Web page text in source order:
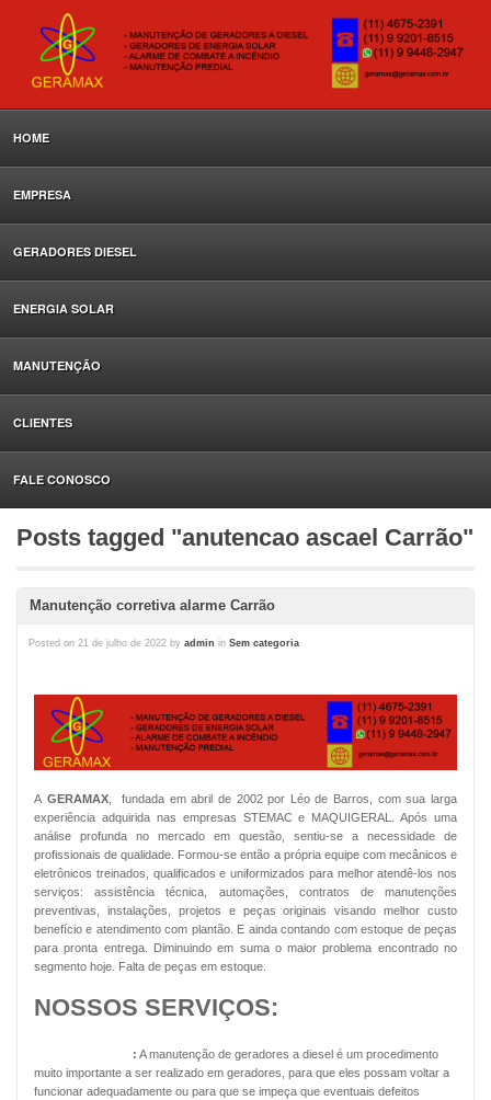
HOME
EMPRESA
GERADORES DIESEL
ENERGIA SOLAR
MANUTENÇÃO
CLIENTES
FALE CONOSCO
Posts tagged "anutencao ascael Carrão"
Manutenção corretiva alarme Carrão
Posted on 21 de julho de 2022 by admin in Sem categoria
A GERAMAX, fundada em abril de 2002 por Léo de Barros, com sua larga
experiência adquirida nas empresas STEMAC e MAQUIGERAL. Após uma
análise profunda no mercado em questão, sentiu-se a necessidade de
profissionais de qualidade. Formou-se então a própria equipe com mecânicos e
eletrônicos treinados, qualificados e uniformizados para melhor atendê-los nos
serviços: assistência técnica, automações, contratos de manutenções
preventivas, instalações, projetos e peças originais visando melhor custo
benefício e atendimento com plantão. E ainda contando com estoque de peças
para pronta entrega. Diminuindo em suma o maior problema encontrado no
segmento hoje. Falta de peças em estoque.
NOSSOS SERVIÇOS:
: A manutenção de geradores a diesel é um procedimento
muito importante a ser realizado em geradores, para que eles possam voltar a
funcionar adequadamente ou para que se impeça que eventuais defeitos